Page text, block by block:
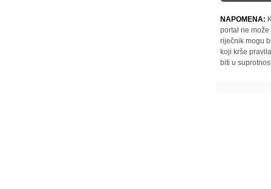
NAPOMENA:
portal ne
riječnik mogu
koji krše
biti u